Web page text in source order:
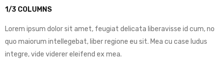
1/3 COLUMNS
Lorem ipsum dolor sit amet, feugiat delicata liberavisse id cum, no
quo maiorum intellegebat, liber regione eu sit. Mea cu case ludus
integre, vide viderer eleifend ex mea.